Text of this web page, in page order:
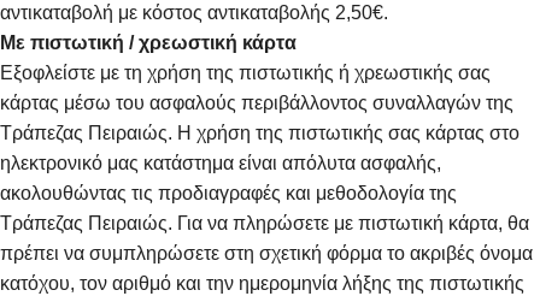
αντικαταβολή με κόστος αντικαταβολής 2,50€.
Με πιστωτική / χρεωστική κάρτα
Εξοφλείστε με τη χρήση της πιστωτικής ή χρεωστικής σας
κάρτας μέσω του ασφαλούς περιβάλλοντος συναλλαγών της
Τράπεζας Πειραιώς. Η χρήση της πιστωτικής σας κάρτας στο
ηλεκτρονικό μας κατάστημα είναι απόλυτα ασφαλής,
ακολουθώντας τις προδιαγραφές και μεθοδολογία της
Τράπεζας Πειραιώς. Για να πληρώσετε με πιστωτική κάρτα, θα
πρέπει να συμπληρώσετε στη σχετική φόρμα το ακριβές όνομα
κατόχου, τον αριθμό και την ημερομηνία λήξης της πιστωτικής